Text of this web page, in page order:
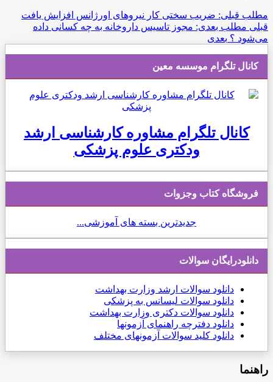
مطلب قبلی: ضریب سختی کار نیروهای اورژانس افزایش یافت
قبلی مطلب بعدی: مجوز تاسیس داروخانه به چه کسانی داده
می‌شود ؟ بعدی
کانال تلگرام موسسه معین
کانال تلگرام مشاوره کارشناسی ارشد
ودکتری علوم پزشکی
فروشگاه کتاب وجزوات
جدیدترین بسته های آموزشی...
دانلودرایگان سوالات
دانلود سوالات ارشد وزارت بهداشت
دانلود سوالات لیسانس به پزشکی
دانلود سوالات دکتری وزارت بهداشت
دانلود دفترچه راهنمای آزمونها
دانلود کلید سوالات آزمونهای مختلف
راهنما